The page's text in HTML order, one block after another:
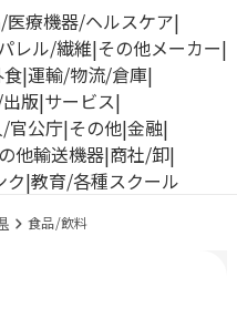
医療機器/ヘルスケア
レル/繊維 その他メーカー
運輸/物流/倉庫
版 サービス
官公庁 その他 金融
他輸送機器 商社/卸
ク 教育/各種スクール
食品/飲料